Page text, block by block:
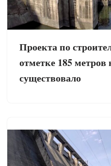
Проекта по
отметке 185 метров
существовало